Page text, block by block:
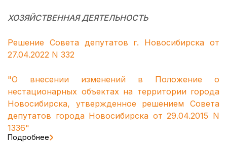
ХОЗЯЙСТВЕННАЯ ДЕЯТЕЛЬНОСТЬ
Решение Совета депутатов г. Новосибирска от
27.04.2022 N 332
"О внесении изменений в Положение о
нестационарных объектах на территории города
Новосибирска, утвержденное решением Совета
депутатов города Новосибирска от 29.04.2015 N
1336"
Подробнее